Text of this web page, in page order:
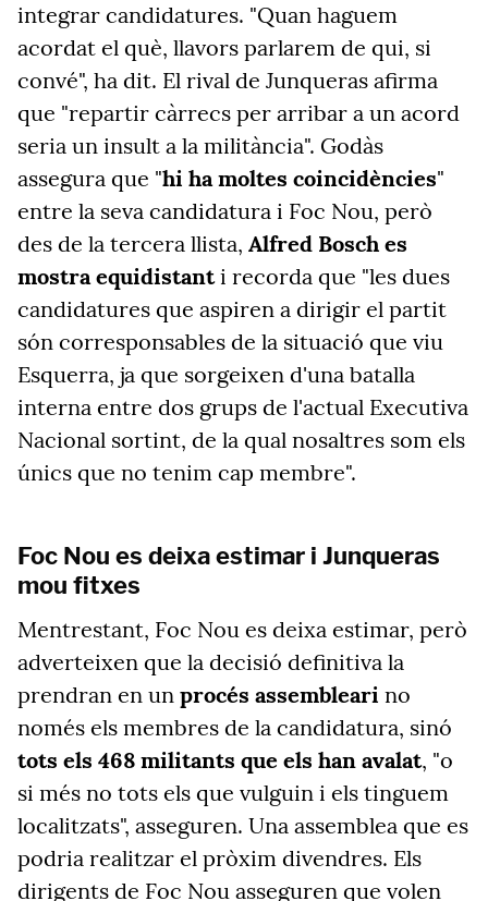
integrar candidatures. "Quan haguem
acordat el què, llavors parlarem de qui, si
convé", ha dit. El rival de Junqueras afirma
que "repartir càrrecs per arribar a un acord
seria un insult a la militància". Godàs
assegura que "hi ha moltes coincidències"
entre la seva candidatura i Foc Nou, però
des de la tercera llista, Alfred Bosch es
mostra equidistanti recorda que "les dues
candidatures que aspiren a dirigir el partit
són corresponsables de la situació que viu
Esquerra, ja que sorgeixen d'una batalla
interna entre dos grups de l'actual Executiva
Nacional sortint, de la qual nosaltres som els
únics que no tenim cap membre".
Foc Nou es deixa estimar i Junqueras
mou fitxes
Mentrestant, Foc Nou es deixa estimar, però
adverteixen que la decisió definitiva la
prendran en un procés assembleari no
només els membres de la candidatura, sinó
tots els 468 militants que els han avalat, "o
si més no tots els que vulguin i els tinguem
localitzats", asseguren. Una assemblea que es
podria realitzar el pròxim divendres. Els
dirigents de Foc Nou asseguren que volen